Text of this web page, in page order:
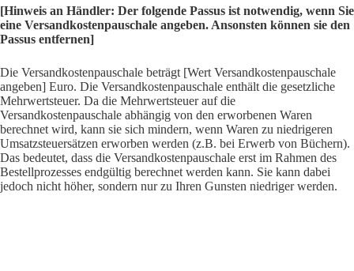
[Hinweis an Händler: Der folgende Passus ist notwendig, wenn Sie
eine Versandkostenpauschale angeben. Ansonsten können sie den
Passus entfernen]
Die Versandkostenpauschale beträgt [Wert Versandkostenpauschale
angeben] Euro. Die Versandkostenpauschale enthält die gesetzliche
Mehrwertsteuer. Da die Mehrwertsteuer auf die
Versandkostenpauschale abhängig von den erworbenen Waren
berechnet wird, kann sie sich mindern, wenn Waren zu niedrigeren
Umsatzsteuersätzen erworben werden (z.B. bei Erwerb von Büchern).
Das bedeutet, dass die Versandkostenpauschale erst im Rahmen des
Bestellprozesses endgültig berechnet werden kann. Sie kann dabei
jedoch nicht höher, sondern nur zu Ihren Gunsten niedriger werden.